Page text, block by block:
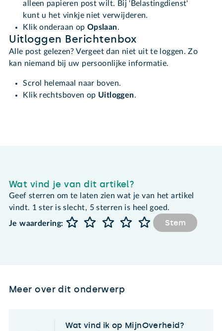
alleen papieren post wilt. Bij 'Belastingdienst'
kunt u het vinkje niet verwijderen.
Klik onderaan op Opslaan.
Uitloggen Berichtenbox
Alle post gelezen? Vergeet dan niet uit te loggen. Zo
kan niemand bij uw persoonlijke informatie.
Scrol helemaal naar boven.
Klik rechtsboven op Uitloggen.
Wat vind je van dit artikel?
Geef sterren om te laten zien wat je van het artikel
vindt. 1 ster is slecht, 5 sterren is heel goed.
Je waardering:
Stem
Meer over dit onderwerp
Wat vind ik op MijnOverheid?